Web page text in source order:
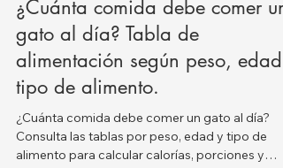
Salud de los Gatos
¿Cuánta comida debe comer un
gato al día? Tabla de
alimentación según peso, edad